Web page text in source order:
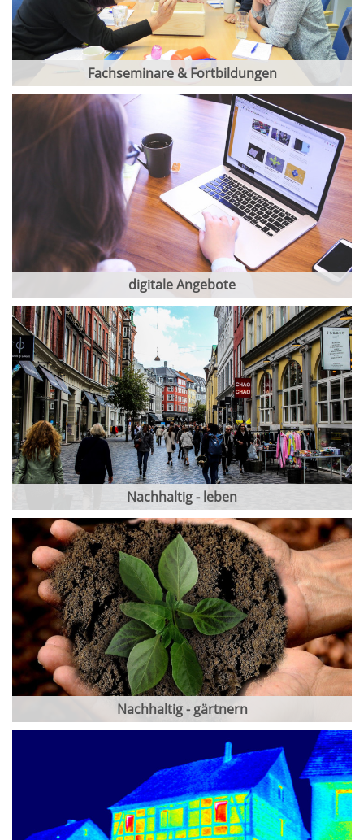
Fachseminare & Fortbildungen
digitale Angebote
Nachhaltig - leben
Nachhaltig - gärtnern